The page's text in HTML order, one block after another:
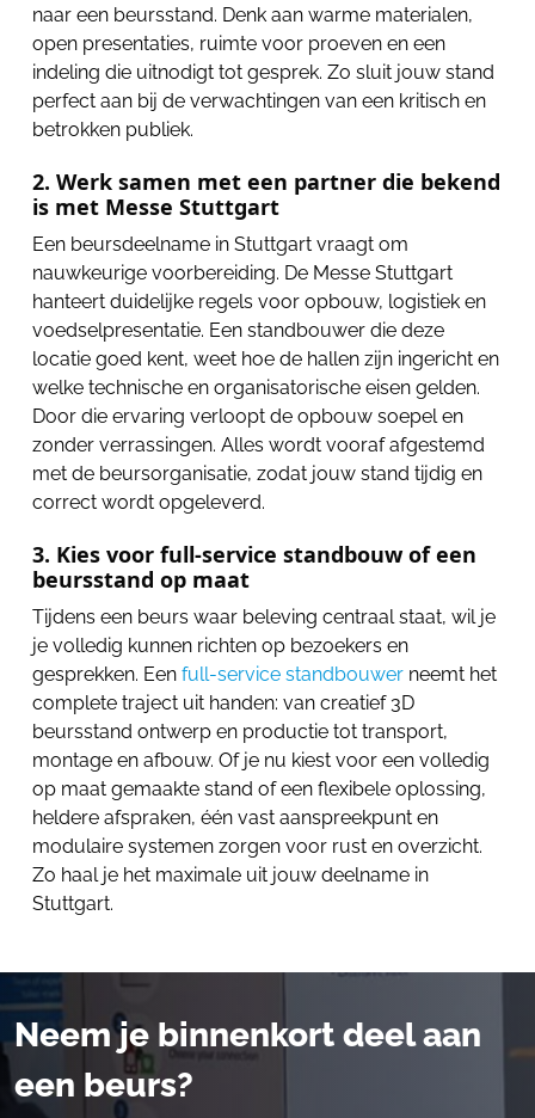
naar een beursstand. Denk aan warme materialen,
open presentaties, ruimte voor proeven en een
indeling die uitnodigt tot gesprek. Zo sluit jouw stand
perfect aan bij de verwachtingen van een kritisch en
betrokken publiek.
2. Werk samen met een partner die bekend
is met Messe Stuttgart
Een beursdeelname in Stuttgart vraagt om
nauwkeurige voorbereiding. De Messe Stuttgart
hanteert duidelijke regels voor opbouw, logistiek en
voedselpresentatie. Een standbouwer die deze
locatie goed kent, weet hoe de hallen zijn ingericht en
welke technische en organisatorische eisen gelden.
Door die ervaring verloopt de opbouw soepel en
zonder verrassingen. Alles wordt vooraf afgestemd
met de beursorganisatie, zodat jouw stand tijdig en
correct wordt opgeleverd.
3. Kies voor full-service standbouw of een
beursstand op maat
Tijdens een beurs waar beleving centraal staat, wil je
je volledig kunnen richten op bezoekers en
gesprekken. Een full-service standbouwer neemt het
complete traject uit handen: van creatief 3D
beursstand ontwerp en productie tot transport,
montage en afbouw. Of je nu kiest voor een volledig
op maat gemaakte stand of een flexibele oplossing,
heldere afspraken, één vast aanspreekpunt en
modulaire systemen zorgen voor rust en overzicht.
Zo haal je het maximale uit jouw deelname in
Stuttgart.
Neem je binnenkort deel aan
een beurs?